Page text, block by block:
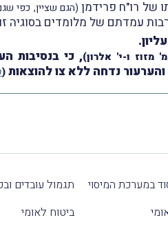
(הגם שציין, כפי
עמדתם של מלומדים בסוגיה
מזוז ו-י' אלרון), כי בנסיבות
נדחה ללא צו להוצאות(
במערכת המיסוי
תגמול עובדים
ביטוח לאומי